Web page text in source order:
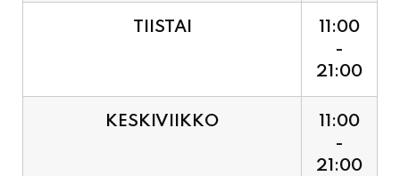
TIISTAI
11:00
-
21:00
KESKIVIIKKO
11:00
-
21:00